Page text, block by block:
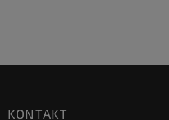
KONTAKT